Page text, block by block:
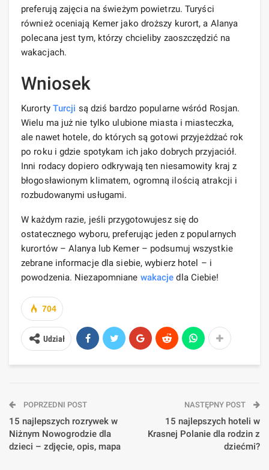
preferują zajęcia na świeżym powietrzu. Turyści
również oceniają Kemer jako droższy kurort, a Alanya
polecana jest tym, którzy chcieliby zaoszczędzić na
wakacjach.
Wniosek
Kurorty Turcji są dziś bardzo popularne wśród Rosjan.
Wielu ma już nie tylko ulubione miasta i miasteczka,
ale nawet hotele, do których są gotowi przyjeżdżać rok
po roku i gdzie spotykam ich jako dobrych przyjaciół.
Inni rodacy dopiero odkrywają ten niesamowity kraj z
błogosławionym klimatem, ogromną ilością atrakcji i
rozbudowanymi usługami.
W każdym razie, jeśli przygotowujesz się do
ostatecznego wyboru, preferując jeden z popularnych
kurortów – Alanya lub Kemer – podsumuj wszystkie
zebrane informacje dla siebie, wybierz hotel – i
powodzenia. Niezapomniane wakacje dla Ciebie!
704
Udział
POPRZEDNI POST
15 najlepszych rozrywek w
Niżnym Nowogrodzie dla
dzieci – zdjęcie, opis, mapa
NASTĘPNY POST
15 najlepszych hoteli w
Krasnej Polanie dla rodzin z
dziećmi?